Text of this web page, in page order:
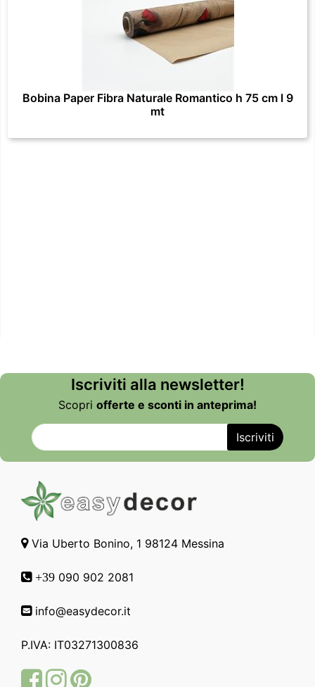
Bobina Paper Fibra Naturale Romantico h 75 cm l 9
mt
Iscriviti alla newsletter!
Scopri offerte e sconti in anteprima!
Via Uberto Bonino, 1 98124 Messina
+39 090 902 2081
info@easydecor.it
P.IVA: IT03271300836
FacebookInstagram
Pinterest